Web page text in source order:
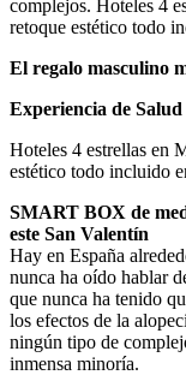
complejos. Hoteles 4
retoque estético todo
El regalo masculino
Experiencia de
Hoteles 4 estrellas en
estético todo incluido
SMART BOX de
este San Valentín
Hay en España
nunca ha oído hablar
que nunca ha tenido
los efectos de la
ningún tipo de
inmensa minoría.